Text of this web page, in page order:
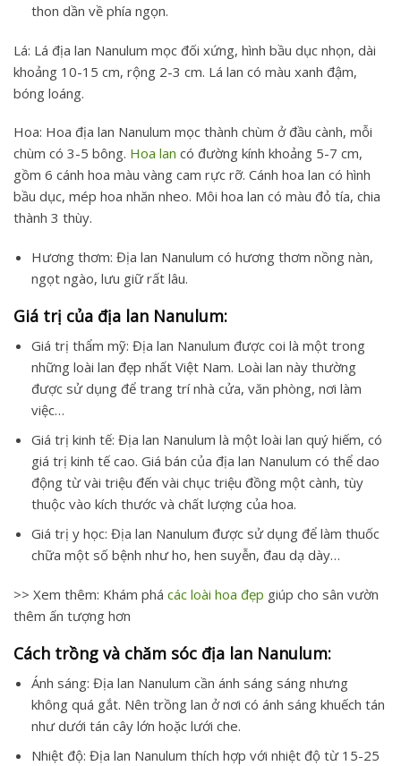
thon dần về phía ngọn.
Lá: Lá địa lan Nanulum mọc đối xứng, hình bầu dục nhọn, dài
khoảng 10-15 cm, rộng 2-3 cm. Lá lan có màu xanh đậm,
bóng loáng.
Hoa: Hoa địa lan Nanulum mọc thành chùm ở đầu cành, mỗi
chùm có 3-5 bông. Hoa lan có đường kính khoảng 5-7 cm,
gồm 6 cánh hoa màu vàng cam rực rỡ. Cánh hoa lan có hình
bầu dục, mép hoa nhăn nheo. Môi hoa lan có màu đỏ tía, chia
thành 3 thùy.
Hương thơm: Địa lan Nanulum có hương thơm nồng nàn,
ngọt ngào, lưu giữ rất lâu.
Giá trị của địa lan Nanulum:
Giá trị thẩm mỹ: Địa lan Nanulum được coi là một trong
những loài lan đẹp nhất Việt Nam. Loài lan này thường
được sử dụng để trang trí nhà cửa, văn phòng, nơi làm
việc…
Giá trị kinh tế: Địa lan Nanulum là một loài lan quý hiếm, có
giá trị kinh tế cao. Giá bán của địa lan Nanulum có thể dao
động từ vài triệu đến vài chục triệu đồng một cành, tùy
thuộc vào kích thước và chất lượng của hoa.
Giá trị y học: Địa lan Nanulum được sử dụng để làm thuốc
chữa một số bệnh như ho, hen suyễn, đau dạ dày…
>> Xem thêm: Khám phá các loài hoa đẹp giúp cho sân vườn
thêm ấn tượng hơn
Cách trồng và chăm sóc địa lan Nanulum:
Ánh sáng: Địa lan Nanulum cần ánh sáng sáng nhưng
không quá gắt. Nên trồng lan ở nơi có ánh sáng khuếch tán
như dưới tán cây lớn hoặc lưới che.
Nhiệt độ: Địa lan Nanulum thích hợp với nhiệt độ từ 15-25